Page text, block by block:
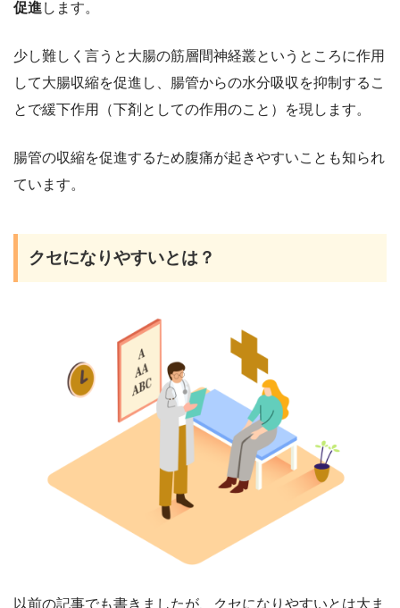
促進 します。
少し難しく言うと大腸の筋層間神経叢というところに作用
して大腸収縮を促進し、腸管からの水分吸収を抑制するこ
とで緩下作用（下剤としての作用のこと）を現します。
腸管の収縮を促進するため腹痛が起きやすいことも知られ
ています。
クセになりやすいとは？
以前の記事でも書きましたが、クセになりやすいとは大ま